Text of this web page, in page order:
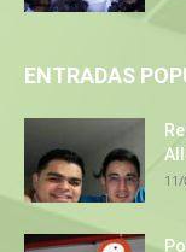
ENTRADAS